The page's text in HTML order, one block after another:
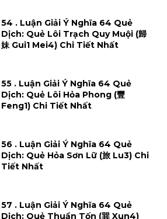
54 . Luận Giải Ý Nghĩa 64 Quẻ
Dịch: Quẻ Lôi Trạch Quy Muội (歸
妹 Gui1 Mei4) Chi Tiết Nhất
55 . Luận Giải Ý Nghĩa 64 Quẻ
Dịch: Quẻ Lôi Hỏa Phong (豐
Feng1) Chi Tiết Nhất
56 . Luận Giải Ý Nghĩa 64 Quẻ
Dịch: Quẻ Hỏa Sơn Lữ (旅 Lu3) Chi
Tiết Nhất
57 . Luận Giải Ý Nghĩa 64 Quẻ
Dịch: Quẻ Thuần Tốn (巽 Xun4)